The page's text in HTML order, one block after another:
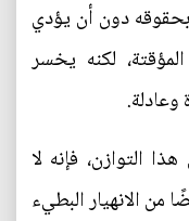
بحقوقه دون أن يؤدي
لكنه يخسر
التوازن، فإنه لا
الانهيار البطيء